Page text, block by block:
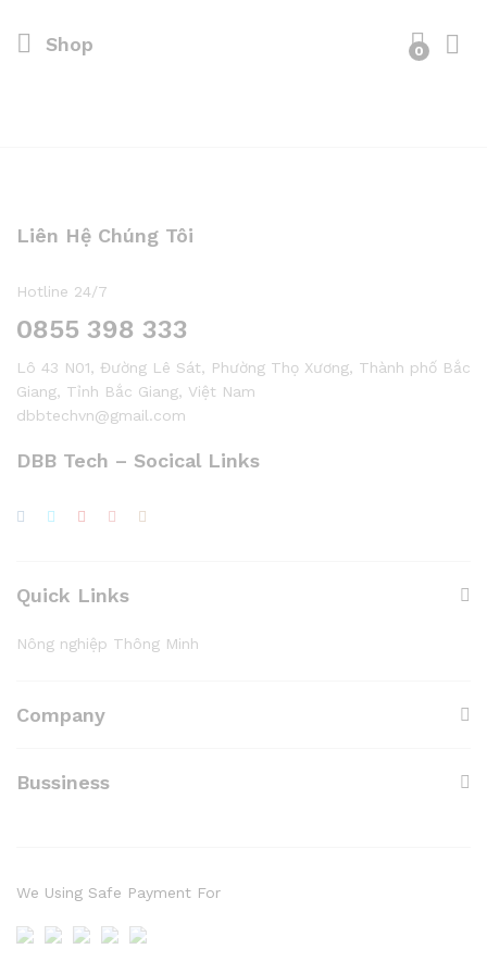
Shop 0
Liên Hệ Chúng Tôi
Hotline 24/7
0855 398 333
Lô 43 N01, Đường Lê Sát, Phường Thọ Xương, Thành phố Bắc
Giang, Tỉnh Bắc Giang, Việt Nam
dbbtechvn@gmail.com
DBB Tech – Socical Links
Quick Links
Nông nghiệp Thông Minh
Company
Bussiness
We Using Safe Payment For